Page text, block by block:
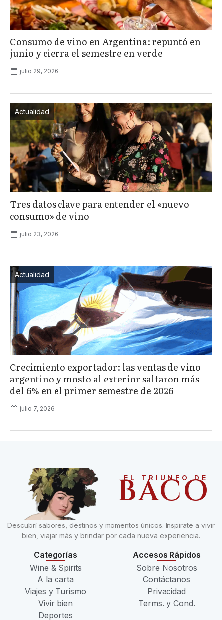
Consumo de vino en Argentina: repuntó en
junio y cierra el semestre en verde
julio 29, 2026
Actualidad
Tres datos clave para entender el «nuevo
consumo» de vino
julio 23, 2026
Actualidad
Crecimiento exportador: las ventas de vino
argentino y mosto al exterior saltaron más
del 6% en el primer semestre de 2026
julio 7, 2026
EL TRIUNFO DE
BACO
Descubrí sabores, destinos y momentos únicos. Inspirate a vivir
bien, viajar más y brindar por cada nueva experiencia.
Categorías
Wine & Spirits
A la carta
Viajes y Turismo
Vivir bien
Deportes
Accesos Rápidos
Sobre Nosotros
Contáctanos
Privacidad
Terms. y Cond.